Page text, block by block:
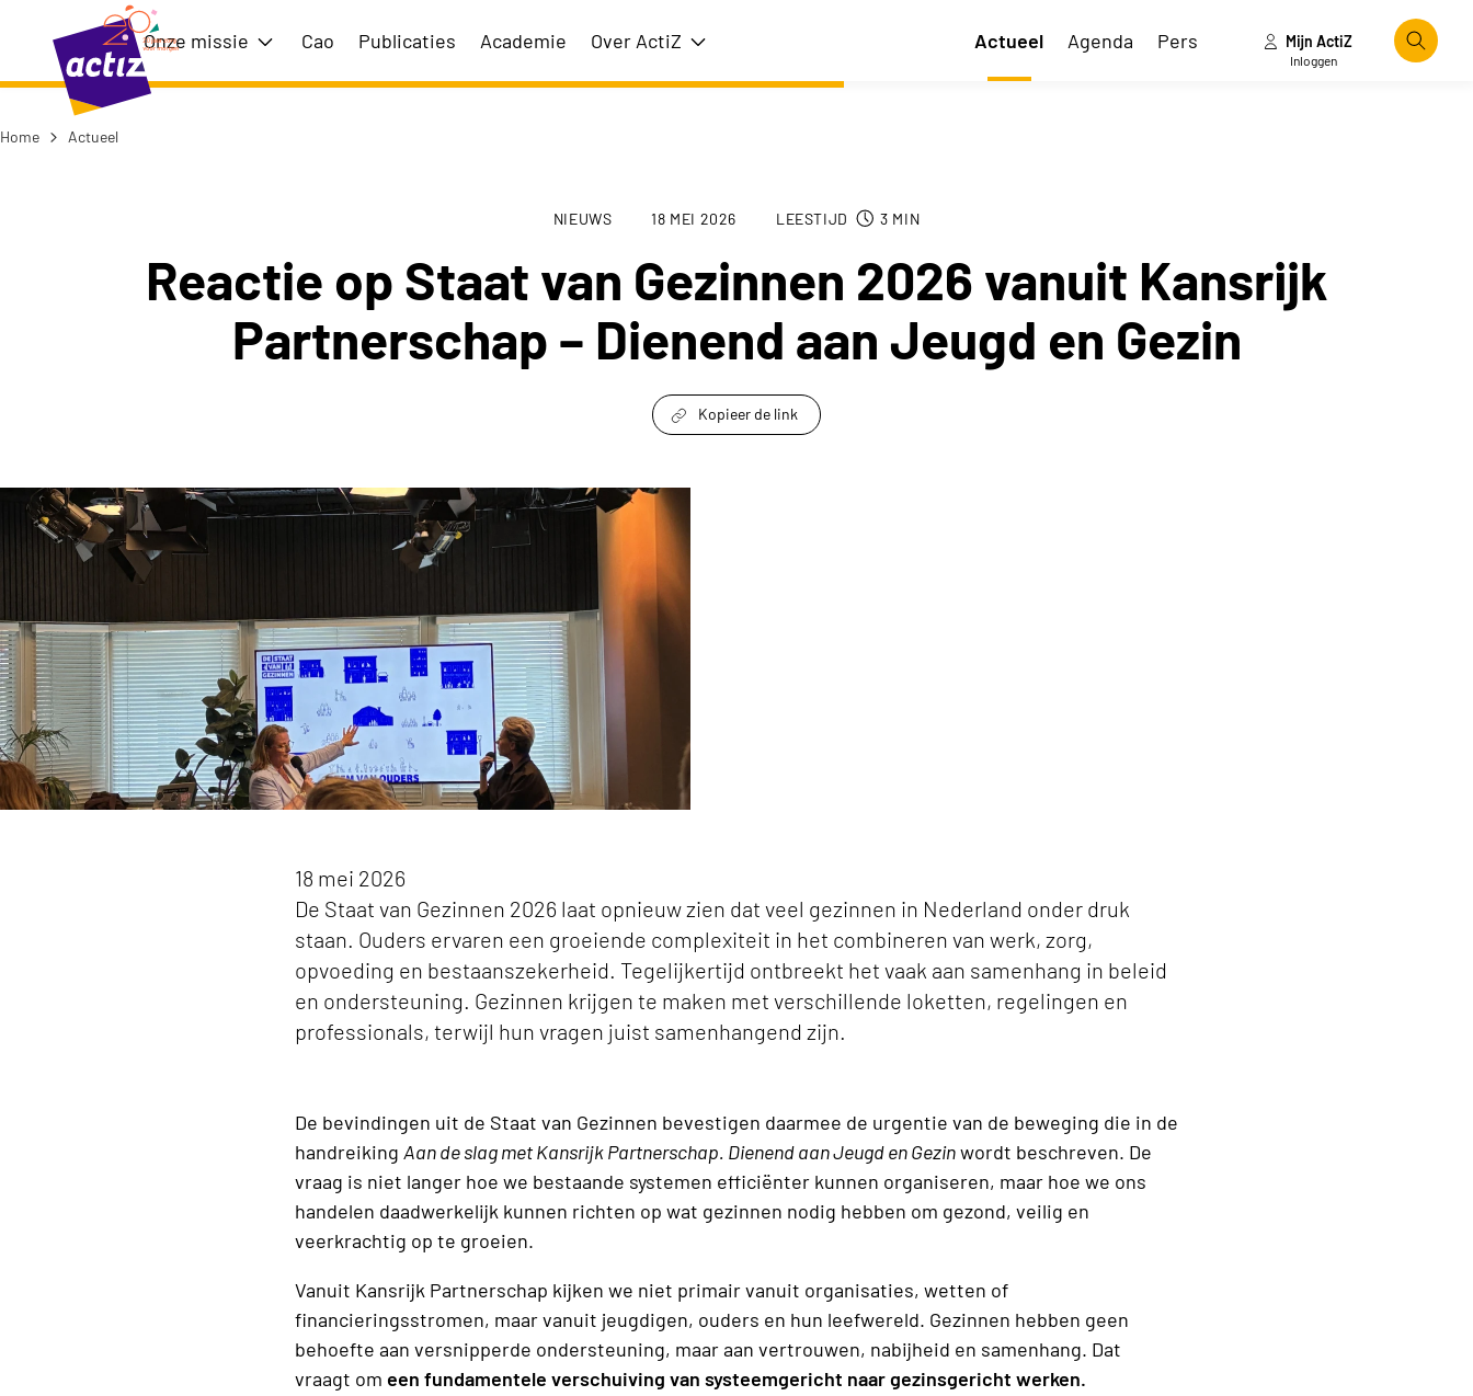
Naar hoofdinhoud
Naar menu
Naar de homepage
Onze missie Toon submenu voor Onze missie
Cao Publicaties Academie Over ActiZ Toon submenu voor Over ActiZ Actueel Agenda Pers Mijn ActiZ
Inloggen
Home Actueel
NIEUWS 18 MEI 2026 LEESTIJD 3 MIN
Reactie op Staat van Gezinnen 2026 vanuit Kansrijk
Partnerschap – Dienend aan Jeugd en Gezin
Kopieer de link
Reactie op Staat van Gezinnen 2026 vanuit Kansrijk Partnerschap – Dienend aan Jeugd en Gezin keyvisual
18 mei 2026
De Staat van Gezinnen 2026 laat opnieuw zien dat veel gezinnen in Nederland onder druk
staan. Ouders ervaren een groeiende complexiteit in het combineren van werk, zorg,
opvoeding en bestaanszekerheid. Tegelijkertijd ontbreekt het vaak aan samenhang in beleid
en ondersteuning. Gezinnen krijgen te maken met verschillende loketten, regelingen en
professionals, terwijl hun vragen juist samenhangend zijn.
De bevindingen uit de Staat van Gezinnen bevestigen daarmee de urgentie van de beweging die in de
handreiking Aan de slag met Kansrijk Partnerschap. Dienend aan Jeugd en Gezinwordt beschreven. De
vraag is niet langer hoe we bestaande systemen efficiënter kunnen organiseren, maar hoe we ons
handelen daadwerkelijk kunnen richten op wat gezinnen nodig hebben om gezond, veilig en
veerkrachtig op te groeien.
Vanuit Kansrijk Partnerschap kijken we niet primair vanuit organisaties, wetten of
financieringsstromen, maar vanuit jeugdigen, ouders en hun leefwereld. Gezinnen hebben geen
behoefte aan versnipperde ondersteuning, maar aan vertrouwen, nabijheid en samenhang. Dat
vraagt om een fundamentele verschuiving van systeemgericht naar gezinsgericht werken.